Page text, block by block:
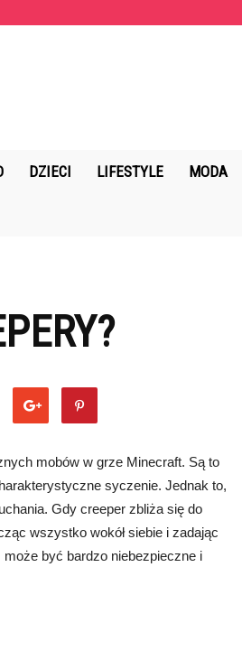
DZIECI LIFESTYLE MODA
mobów w grze Minecraft. Są to
syczenie. Jednak to,
Gdy creeper zbliża się do
wszystko wokół siebie i zadając
być bardzo niebezpieczne i